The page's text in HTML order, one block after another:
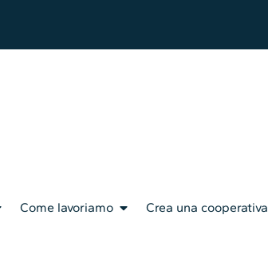
Come lavoriamo Crea una cooperativa